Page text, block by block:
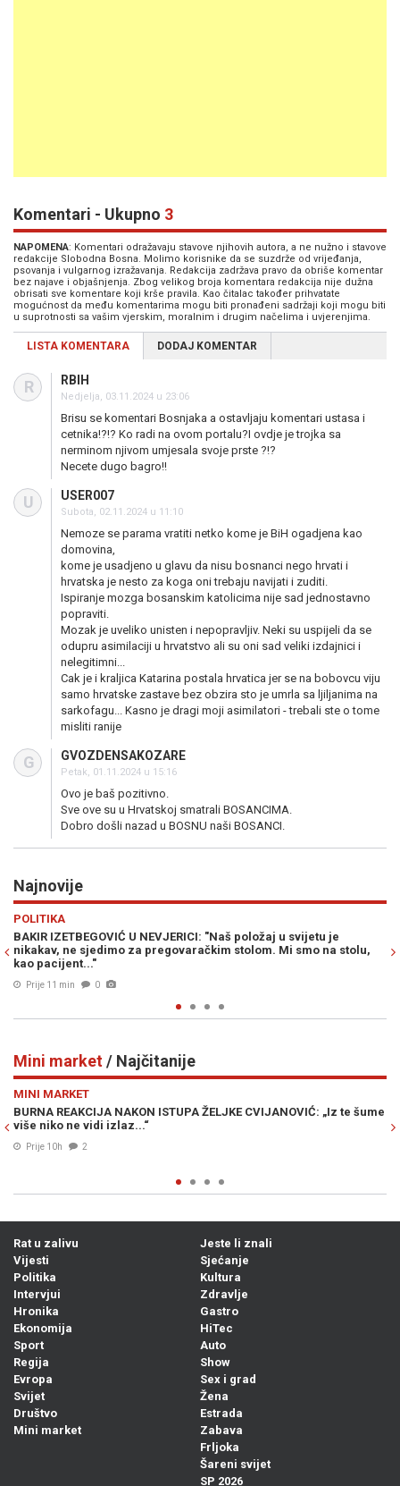
Komentari - Ukupno 3
NAPOMENA: Komentari odražavaju stavove njihovih autora, a ne nužno i stavove
redakcije Slobodna Bosna. Molimo korisnike da se suzdrže od vrijeđanja,
psovanja i vulgarnog izražavanja. Redakcija zadržava pravo da obriše komentar
bez najave i objašnjenja. Zbog velikog broja komentara redakcija nije dužna
obrisati sve komentare koji krše pravila. Kao čitalac također prihvatate
mogućnost da među komentarima mogu biti pronađeni sadržaji koji mogu biti
u suprotnosti sa vašim vjerskim, moralnim i drugim načelima i uvjerenjima.
LISTA KOMENTARA DODAJ KOMENTAR
R RBIH
Nedjelja, 03.11.2024 u 23:06
Brisu se komentari Bosnjaka a ostavljaju komentari ustasa i
cetnika!?!? Ko radi na ovom portalu?I ovdje je trojka sa
nerminom njivom umjesala svoje prste ?!?
Necete dugo bagro!!
U USER007
Subota, 02.11.2024 u 11:10
Nemoze se parama vratiti netko kome je BiH ogadjena kao
domovina,
kome je usadjeno u glavu da nisu bosnanci nego hrvati i
hrvatska je nesto za koga oni trebaju navijati i zuditi.
Ispiranje mozga bosanskim katolicima nije sad jednostavno
popraviti.
Mozak je uveliko unisten i nepopravljiv. Neki su uspijeli da se
odupru asimilaciji u hrvatstvo ali su oni sad veliki izdajnici i
nelegitimni...
Cak je i kraljica Katarina postala hrvatica jer se na bobovcu viju
samo hrvatske zastave bez obzira sto je umrla sa ljiljanima na
sarkofagu... Kasno je dragi moji asimilatori - trebali ste o tome
misliti ranije
G GVOZDENSAKOZARE
Petak, 01.11.2024 u 15:16
Ovo je baš pozitivno.
Sve ove su u Hrvatskoj smatrali BOSANCIMA.
Dobro došli nazad u BOSNU naši BOSANCI.
Najnovije
je
na stolu,
KRAJ JEDNE ERE U SIRIJI?: Postignut dogovor o
baza iz Assadove ere
Mini market/ Najčitanije
„Iz te šumeODBROJAVANJE U REPUBLICI SRPSKOJ: Crnadak
režima –„Nije normalno da se u 21. vijeku pravi
Rat u zalivu
Vijesti
Politika
Intervjui
Hronika
Ekonomija
Sport
Regija
Evropa
Svijet
Društvo
Mini market
Jeste li znali
Sjećanje
Kultura
Zdravlje
Gastro
HiTec
Auto
Show
Sex i grad
Žena
Estrada
Zabava
Frljoka
Šareni svijet
SP 2026